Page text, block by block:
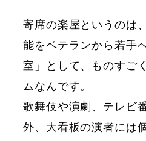
寄席の楽屋というのは
能をベテランから若手
室」として、ものすご
ムなんです。
歌舞伎や演劇、テレビ
外、大看板の演者には